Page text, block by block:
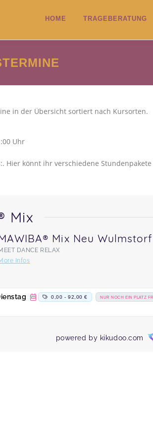
HOME TRAGEBERATUNG
in der Übersicht sortiert nach Kursorten.
Uhr
Hier könnt ihr verschiedene